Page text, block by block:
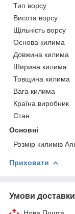
Тип ворсу
Висота ворсу
Щільність ворсу
Основа килима
Довжина килима
Ширина килима
Товщина килима
Вага килима
Країна виробник
Стан
Основні
Розмір килимів
Приховати
Умови доставки